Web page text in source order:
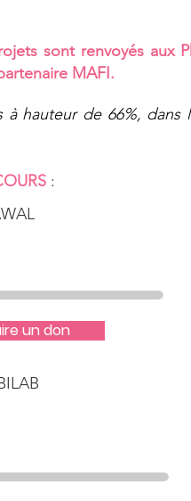
sont renvoyés aux
MAFI.
hauteur de 66%, dans
:
un don